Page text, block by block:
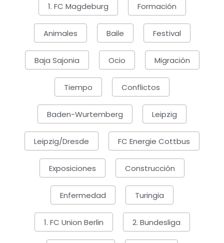
1. FC Magdeburg Formación
Animales Baile Festival
Baja Sajonia Ocio Migración
Tiempo Conflictos
Baden-Wurtemberg Leipzig
Leipzig/Dresde FC Energie Cottbus
Exposiciones Construcción
Enfermedad Turingia
1. FC Union Berlin 2. Bundesliga